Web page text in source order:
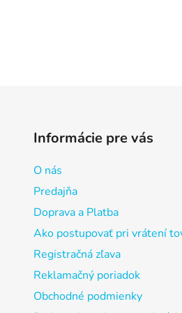
Informácie pre vás
O nás
Predajňa
Doprava a Platba
Ako postupovať pri vrátení
Registračná zľava
Reklamačný poriadok
Obchodné podmienky